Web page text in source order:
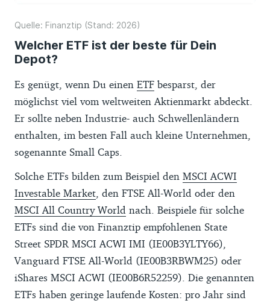
Quelle: Finanztip (Stand: 2026)
Welcher ETF ist der beste für Dein
Depot?
Es genügt, wenn Du einen ETF besparst, der
möglichst viel vom weltweiten Aktienmarkt abdeckt.
Er sollte neben Industrie- auch Schwellenländern
enthalten, im besten Fall auch kleine Unternehmen,
sogenannte Small Caps.
Solche ETFs bilden zum Beispiel den MSCI ACWI
Investable Market , den FTSE All-World oder den
MSCI All Country World nach. Beispiele für solche
ETFs sind die von Finanztip empfohlenen State
Street SPDR MSCI ACWI IMI (IE00B3YLTY66),
Vanguard FTSE All-World (IE00B3RBWM25) oder
iShares MSCI ACWI (IE00B6R52259). Die genannten
ETFs haben geringe laufende Kosten: pro Jahr sind